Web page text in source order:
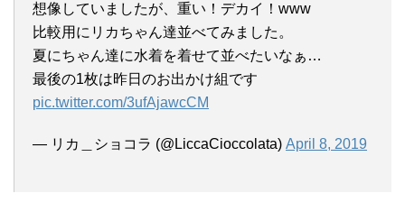
想像していましたが、重い！デカイ！www
比較用にリカちゃん達並べてみました。
夏にちゃん達に水着を着せて並べたいなぁ…
最後の1枚は昨日のお出かけ組です
pic.twitter.com/3ufAjawcCM
— リカ＿ショコラ (@LiccaCioccolata) April 8, 2019